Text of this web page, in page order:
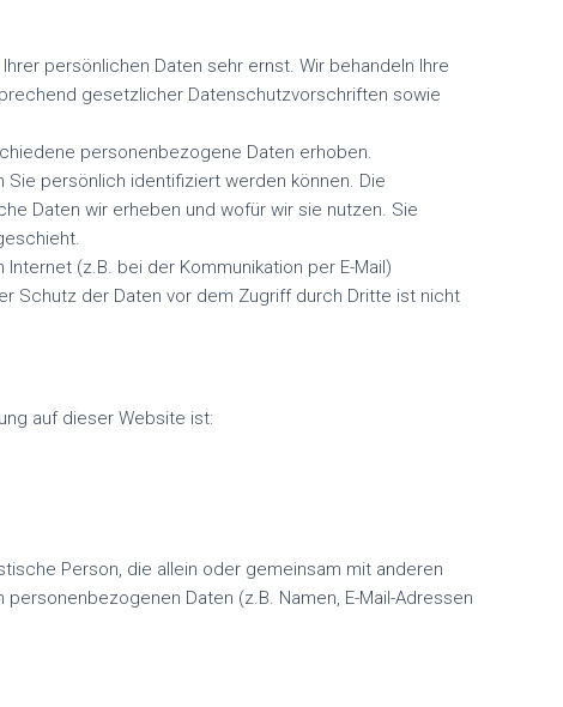
persönlichen Daten sehr ernst. Wir behandeln Ihre
gesetzlicher Datenschutzvorschriften sowie
personenbezogene Daten erhoben.
persönlich identifiziert werden können. Die
Daten wir erheben und wofür wir sie nutzen. Sie
(z.B. bei der Kommunikation per E-Mail)
Schutz der Daten vor dem Zugriff durch Dritte ist nicht
auf dieser Website ist:
Person, die allein oder gemeinsam mit anderen
Daten (z.B. Namen, E-Mail-Adressen